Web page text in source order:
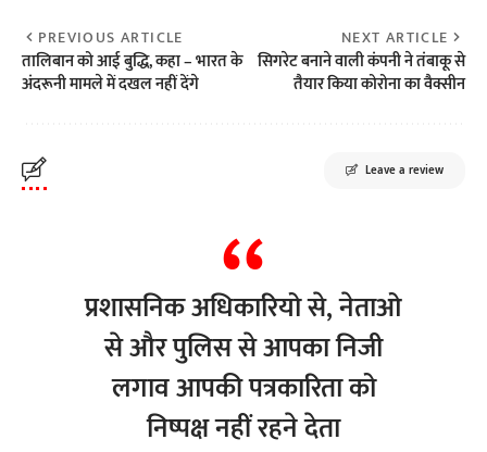
PREVIOUS ARTICLE
तालिबान को आई बुद्धि, कहा – भारत के
अंदरूनी मामले में दखल नहीं देंगे
NEXT ARTICLE
सिगरेट बनाने वाली कंपनी ने तंबाकू से
तैयार किया कोरोना का वैक्सीन
Leave a review
प्रशासनिक अधिकारियो से, नेताओ
से और पुलिस से आपका निजी
लगाव आपकी पत्रकारिता को
निष्पक्ष नहीं रहने देता